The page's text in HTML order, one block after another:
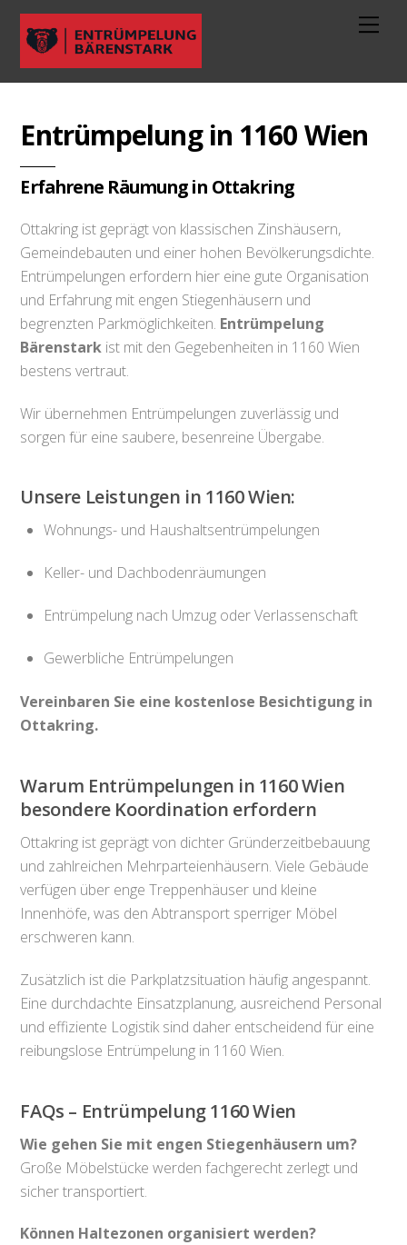
Entrümpelung in 1160 Wien
Erfahrene Räumung in Ottakring
Ottakring ist geprägt von klassischen Zinshäusern,
Gemeindebauten und einer hohen Bevölkerungsdichte.
Entrümpelungen erfordern hier eine gute Organisation
und Erfahrung mit engen Stiegenhäusern und
begrenzten Parkmöglichkeiten. Entrümpelung
Bärenstark ist mit den Gegebenheiten in 1160 Wien
bestens vertraut.
Wir übernehmen Entrümpelungen zuverlässig und
sorgen für eine saubere, besenreine Übergabe.
Unsere Leistungen in 1160 Wien:
Wohnungs- und Haushaltsentrümpelungen
Keller- und Dachbodenräumungen
Entrümpelung nach Umzug oder Verlassenschaft
Gewerbliche Entrümpelungen
Vereinbaren Sie eine kostenlose Besichtigung in
Ottakring.
Warum Entrümpelungen in 1160 Wien
besondere Koordination erfordern
Ottakring ist geprägt von dichter Gründerzeitbebauung
und zahlreichen Mehrparteienhäusern. Viele Gebäude
verfügen über enge Treppenhäuser und kleine
Innenhöfe, was den Abtransport sperriger Möbel
erschweren kann.
Zusätzlich ist die Parkplatzsituation häufig angespannt.
Eine durchdachte Einsatzplanung, ausreichend Personal
und effiziente Logistik sind daher entscheidend für eine
reibungslose Entrümpelung in 1160 Wien.
FAQs – Entrümpelung 1160 Wien
Wie gehen Sie mit engen Stiegenhäusern um?
Große Möbelstücke werden fachgerecht zerlegt und
sicher transportiert.
Können Haltezonen organisiert werden?